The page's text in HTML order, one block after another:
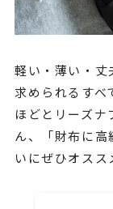
軽い・薄い・丈
求められるすべ
ほどとリーズ
ん、「財布に
いにぜひオスス